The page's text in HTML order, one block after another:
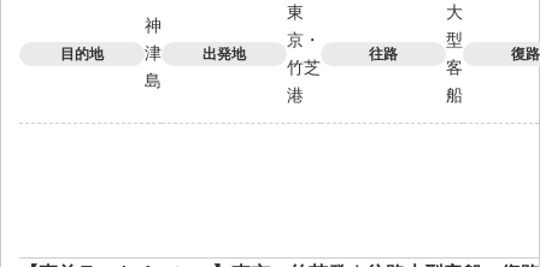
目的地
神
津
島
出発地
東
京・
竹芝
港
往路
大
型
客
船
復路